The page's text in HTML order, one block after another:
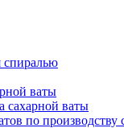
спиралью
ваты
сахарной ваты
по производству